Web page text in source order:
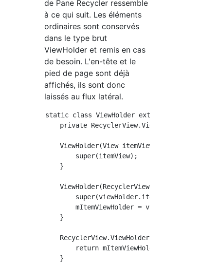
de Pane Recycler ressemble
à ce qui suit. Les éléments
ordinaires sont conservés
dans le type brut
ViewHolder et remis en cas
de besoin. L'en-tête et le
pied de page sont déjà
affichés, ils sont donc
laissés au flux latéral.
static class ViewHolder extends
private RecyclerView.ViewHolder
    ViewHolder(View itemView) {
        super(itemView);
    }
ViewHolder(RecyclerView.ViewHolder
        super(viewHolder.itemView);
        mItemViewHolder = viewHolder;
    }
RecyclerView.ViewHolder
        return mItemViewHolder;
    }